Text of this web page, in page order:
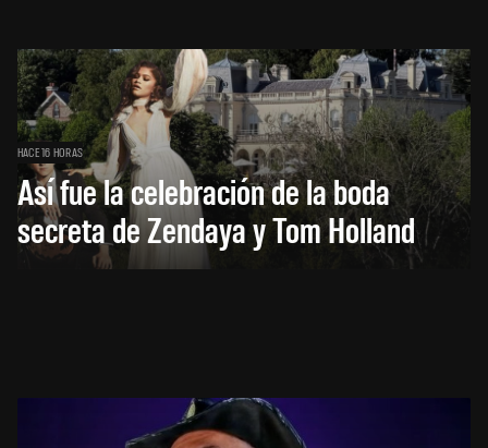
HACE 16 HORAS
Así fue la celebración de la boda
secreta de Zendaya y Tom Holland